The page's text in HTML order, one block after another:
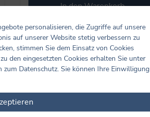
In den Warenkorb
personalisieren, die Zugriffe auf unsere
auf unserer Website stetig verbessern zu
stimmen Sie dem Einsatz von Cookies
den eingesetzten Cookies erhalten Sie unter
Datenschutz. Sie können Ihre Einwilligung